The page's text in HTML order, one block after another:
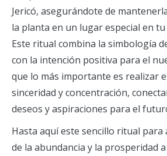
Jericó, asegurándote de
la planta en un lugar especial en
Este ritual combina la simbología
con la intención positiva para el
que lo más importante es realizar
sinceridad y concentración,
deseos y aspiraciones para el
Hasta aquí este sencillo ritual
de la abundancia y la prosperidad